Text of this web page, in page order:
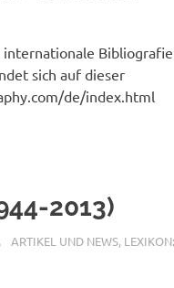
Bibliografie
sich auf dieser
de/index.html
2013)
ARTIKEL UND NEWS, LEXIKON: